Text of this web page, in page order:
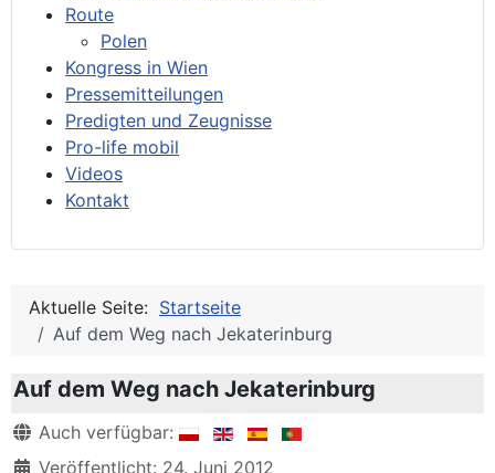
Route
Polen
Kongress in Wien
Pressemitteilungen
Predigten und Zeugnisse
Pro-life mobil
Videos
Kontakt
Aktuelle Seite: Startseite
Auf dem Weg nach Jekaterinburg
Auf dem Weg nach Jekaterinburg
DetailsAuch verfügbar:
Veröffentlicht: 24. Juni 2012